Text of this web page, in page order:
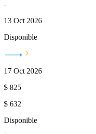
13 Oct 2026
Disponible
17 Oct 2026
$ 825
$ 632
Disponible